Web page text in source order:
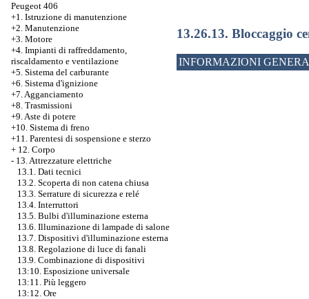
Peugeot 406
+1. Istruzione di manutenzione
+2. Manutenzione
+3. Motore
+4. Impianti di raffreddamento,
riscaldamento e ventilazione
+5. Sistema del carburante
+6. Sistema d'ignizione
+7. Agganciamento
+8. Trasmissioni
+9. Aste di potere
+10. Sistema di freno
+11. Parentesi di sospensione e sterzo
+ 12. Corpo
- 13. Attrezzature elettriche
13.1. Dati tecnici
13.2. Scoperta di non catena chiusa
13.3. Serrature di sicurezza e relé
13.4. Interruttori
13.5. Bulbi d'illuminazione esterna
13.6. Illuminazione di lampade di salone
13.7. Dispositivi d'illuminazione esterna
13.8. Regolazione di luce di fanali
13.9. Combinazione di dispositivi
13:10. Esposizione universale
13:11. Più leggero
13:12. Ore
13.26.13. Bloccaggio
INFORMAZIONI